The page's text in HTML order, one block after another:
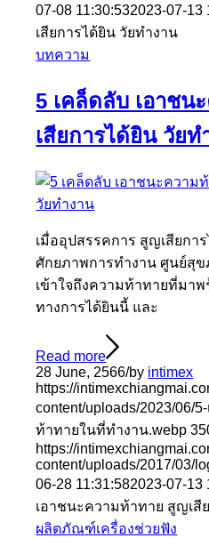
07-08 11:30:532023-07-13
เสียการได้ยิน วัยทำงาน
บทความ
5 เคล็ดลับ เอาชน
เสียการได้ยิน วัยท
เมื่ออุปสรรคการ สูญเสียกา
ศักยภาพการทำงาน ศูนย์สุ
เข้าใจถึงความท้าทายที่มา
ทางการได้ยินนี้ และ
Read more
28 June, 2566/by intimex
https://
content/uploads/2023/06/
ท้าทายในที่ทำงาน.webp
https://
content/uploads/2017/03/
06-28 11:31:582023-07-13
เอาชนะความท้าทาย สูญเสี
ผลิตภัณฑ์เครื่องช่วยฟัง